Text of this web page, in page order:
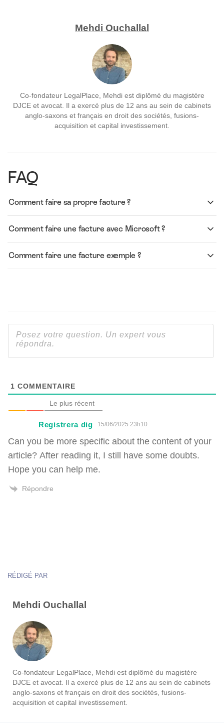
Mehdi Ouchallal
Co-fondateur LegalPlace, Mehdi est diplômé du magistère
DJCE et avocat. Il a exercé plus de 12 ans au sein de cabinets
anglo-saxons et français en droit des sociétés, fusions-
acquisition et capital investissement.
FAQ
Comment faire sa propre facture ?
Comment faire une facture avec Microsoft ?
Comment faire une facture exemple ?
1 COMMENTAIRE
Le plus récent
Registrera dig 15/06/2025 23h10
Can you be more specific about the content of your
article? After reading it, I still have some doubts.
Hope you can help me.
Répondre
RÉDIGÉ PAR
Mehdi Ouchallal
Co-fondateur LegalPlace, Mehdi est diplômé du magistère
DJCE et avocat. Il a exercé plus de 12 ans au sein de cabinets
anglo-saxons et français en droit des sociétés, fusions-
acquisition et capital investissement.